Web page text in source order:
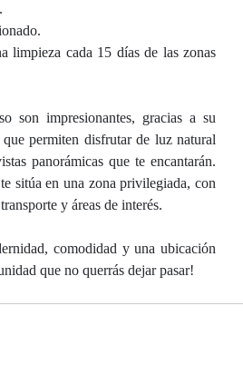
limpieza cada 15 días de las zonas
son impresionantes, gracias a su
permiten disfrutar de luz natural
panorámicas que te encantarán.
sitúa en una zona privilegiada, con
y áreas de interés.
comodidad y una ubicación
que no querrás dejar pasar!